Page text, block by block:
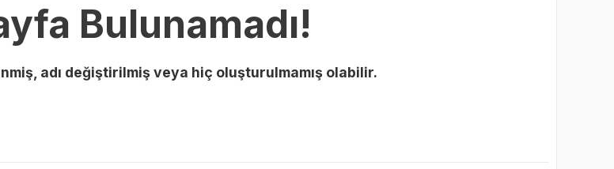
Bulunamadı!
adı değiştirilmiş veya hiç oluşturulmamış olabilir.